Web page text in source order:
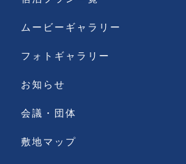
ムービーギャラリー
フォトギャラリー
お知らせ
会議・団体
敷地マップ